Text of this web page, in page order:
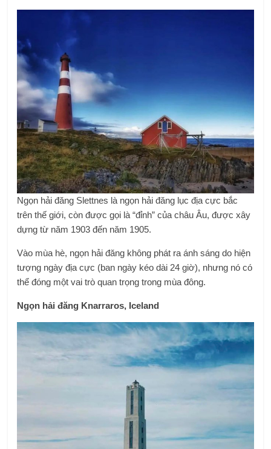
Ngọn hải đăng Slettnes là ngọn hải đăng lục địa cực bắc
trên thế giới, còn được gọi là “đỉnh” của châu Âu, được xây
dựng từ năm 1903 đến năm 1905.
Vào mùa hè, ngọn hải đăng không phát ra ánh sáng do hiện
tượng ngày địa cực (ban ngày kéo dài 24 giờ), nhưng nó có
thể đóng một vai trò quan trọng trong mùa đông.
Ngọn hải đăng Knarraros, Iceland